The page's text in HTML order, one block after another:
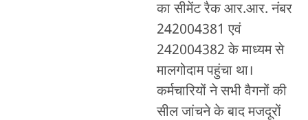
का सीमेंट रैक आर.आर. नंबर
242004381 एवं
242004382 के माध्यम से
मालगोदाम पहुंचा था।
कर्मचारियों ने सभी वैगनों की
सील जांचने के बाद मजदूरों